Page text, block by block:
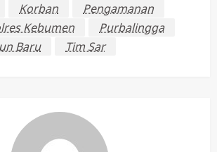
Korban
Pengamanan
Kebumen
Purbalingga
Baru Tim Sar